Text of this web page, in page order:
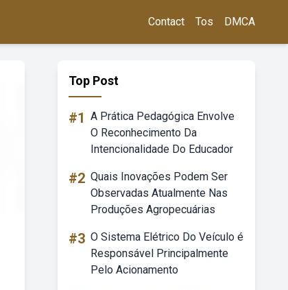
Contact Tos DMCA
Top Post
#1 A Prática Pedagógica Envolve
O Reconhecimento Da
Intencionalidade Do Educador
#2 Quais Inovações Podem Ser
Observadas Atualmente Nas
Produções Agropecuárias
#3 O Sistema Elétrico Do Veículo é
Responsável Principalmente
Pelo Acionamento